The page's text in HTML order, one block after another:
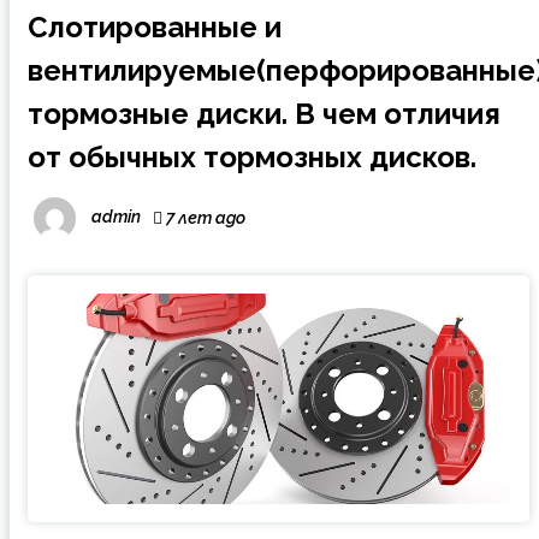
Слотированные и
тормозные диски. В чем отличия
от обычных тормозных дисков.
admin 7 лет ago